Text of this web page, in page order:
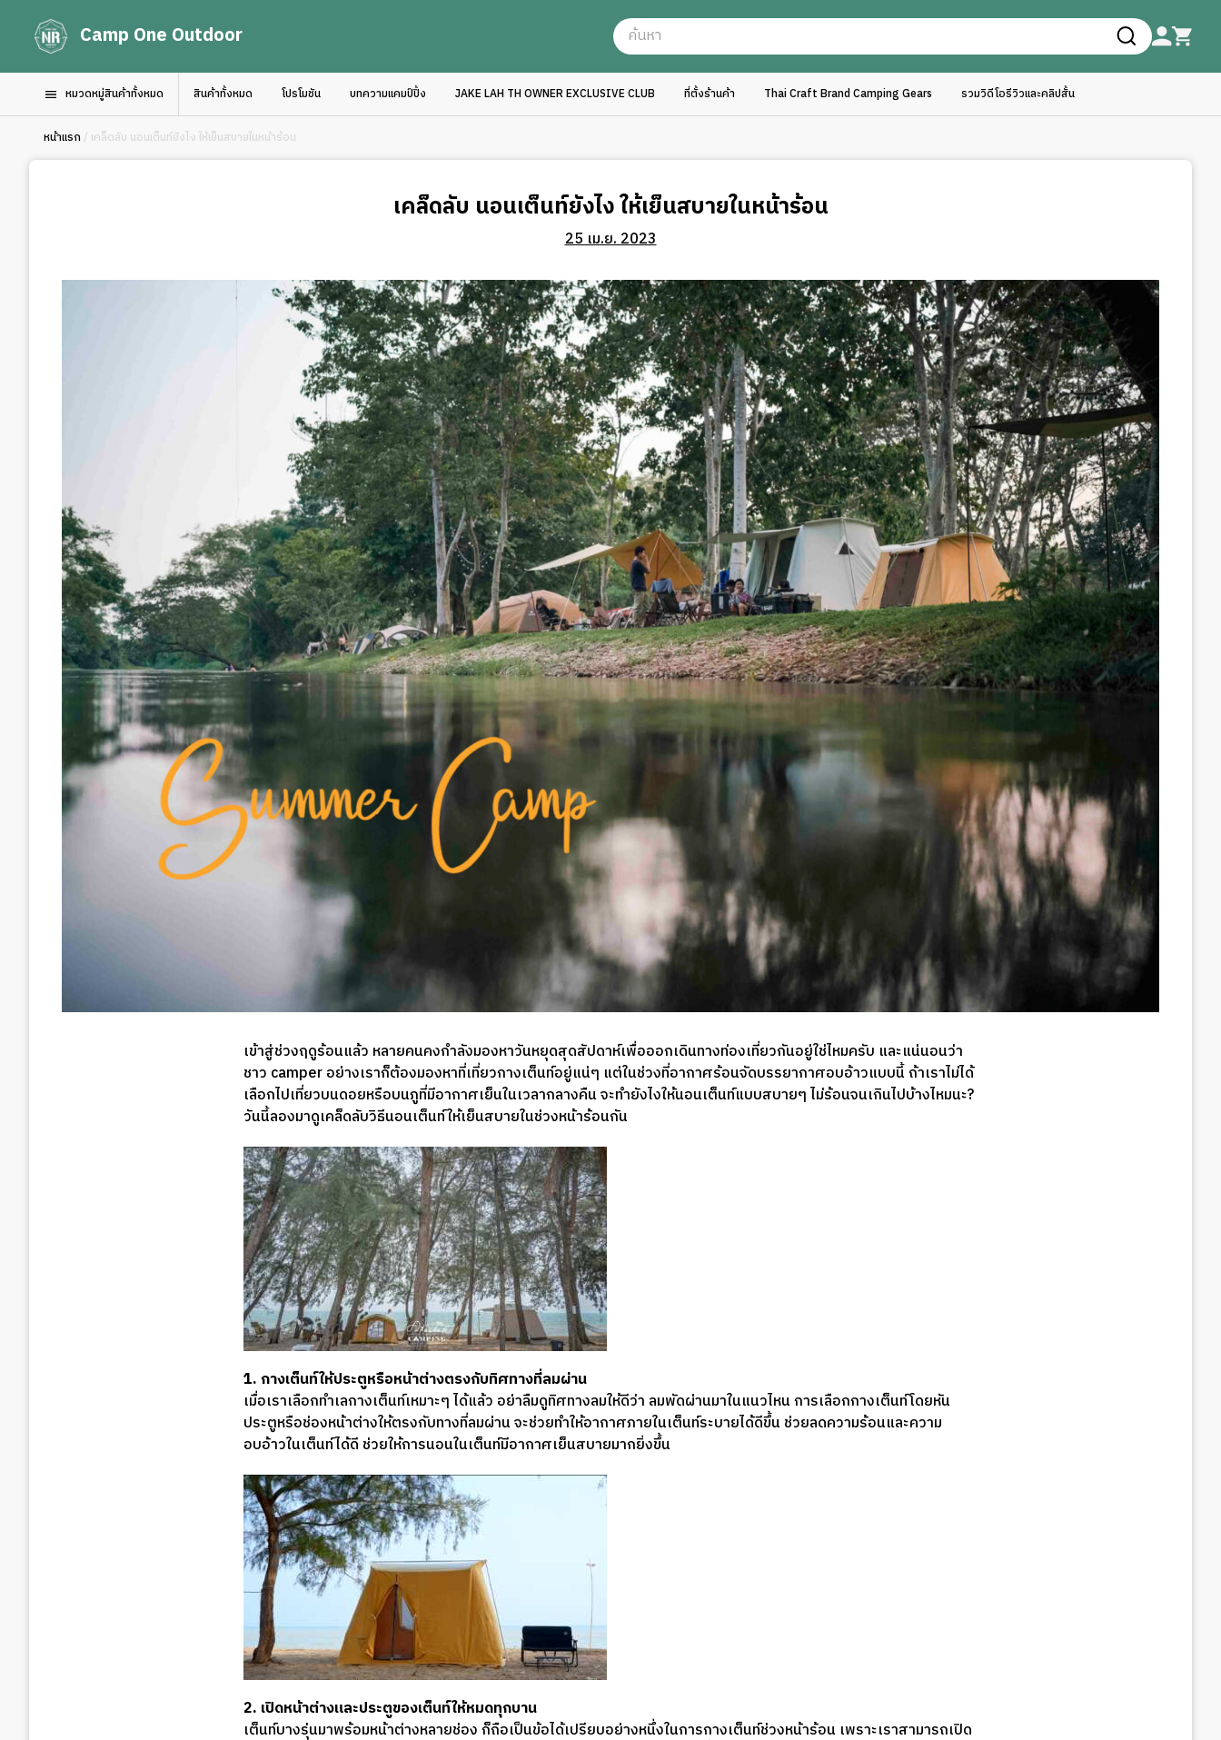
Camp One Outdoor
หมวดหมู่สินค้าทั้งหมด สินค้าทั้งหมด โปรโมชัน บทความแคมป์ปิ้ง JAKE LAH TH OWNER EXCLUSIVE CLUB ที่ตั้งร้านค้า Thai Craft Brand Camping Gears รวมวิดีโอรีวิวและคลิปสั้น
หน้าแรก / เคล็ดลับ นอนเต็นท์ยังไง ให้เย็นสบายในหน้าร้อน
เคล็ดลับ นอนเต็นท์ยังไง ให้เย็นสบายในหน้าร้อน
25 เม.ย. 2023
เข้าสู่ช่วงฤดูร้อนแล้ว หลายคนคงกำลังมองหาวันหยุดสุดสัปดาห์เพื่อออกเดินทางท่องเที่ยวกันอยู่ใช่ไหมครับ และแน่นอนว่า
ชาว camper อย่างเราก็ต้องมองหาที่เที่ยวกางเต็นท์อยู่แน่ๆ แต่ในช่วงที่อากาศร้อนจัดบรรยากาศอบอ้าวแบบนี้ ถ้าเราไม่ได้
เลือกไปเที่ยวบนดอยหรือบนภูที่มีอากาศเย็นในเวลากลางคืน จะทำยังไงให้นอนเต็นท์แบบสบายๆ ไม่ร้อนจนเกินไปบ้างไหมนะ?
วันนี้ลองมาดูเคล็ดลับวิธีนอนเต็นท์ให้เย็นสบายในช่วงหน้าร้อนกัน
1. กางเต็นท์ให้ประตูหรือหน้าต่างตรงกับทิศทางที่ลมผ่าน
เมื่อเราเลือกทำเลกางเต็นท์เหมาะๆ ได้แล้ว อย่าลืมดูทิศทางลมให้ดีว่า ลมพัดผ่านมาในแนวไหน การเลือกกางเต็นท์โดยหัน
ประตูหรือช่องหน้าต่างให้ตรงกับทางที่ลมผ่าน จะช่วยทำให้อากาศภายในเต็นท์ระบายได้ดีขึ้น ช่วยลดความร้อนและความ
อบอ้าวในเต็นท์ได้ดี ช่วยให้การนอนในเต็นท์มีอากาศเย็นสบายมากยิ่งขึ้น
2. เปิดหน้าต่างและประตูของเต็นท์ให้หมดทุกบาน
เต็นท์บางรุ่นมาพร้อมหน้าต่างหลายช่อง ก็ถือเป็นข้อได้เปรียบอย่างหนึ่งในการกางเต็นท์ช่วงหน้าร้อน เพราะเราสามารถเปิด